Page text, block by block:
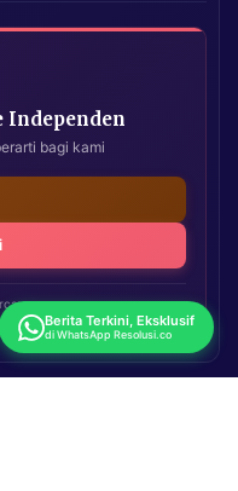
Independen
bagi kami
Berita Terkini, Eksklusif
di WhatsApp Resolusi.co